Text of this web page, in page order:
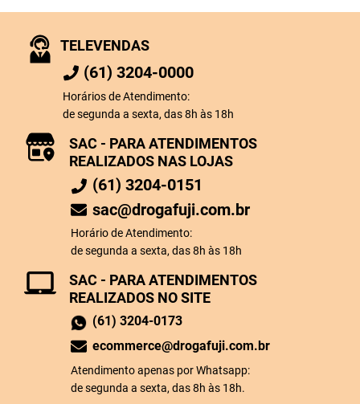
TELEVENDAS
(61) 3204-0000
Horários de Atendimento:
de segunda a sexta, das 8h às 18h
SAC - PARA ATENDIMENTOS
REALIZADOS NO SITE
(61) 3204-0173
ecommerce@drogafuji.com.br
Atendimento apenas por Whatsapp:
de segunda a sexta, das 8h às 18h.
SAC - PARA ATENDIMENTOS
REALIZADOS NAS LOJAS
(61) 3204-0151
sac@drogafuji.com.br
Horário de Atendimento:
de segunda a sexta, das 8h às 18h